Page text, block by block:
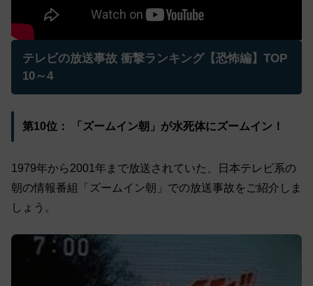
テレビの放送事故 衝撃ランキング【恐怖編】TOP
10～4
第10位： 「ズームイン朝」が水死体にズームイン！
1979年から2001年まで放送されていた、日本テレビ系の
朝の情報番組「ズームイン朝」での放送事故をご紹介しま
しょう。